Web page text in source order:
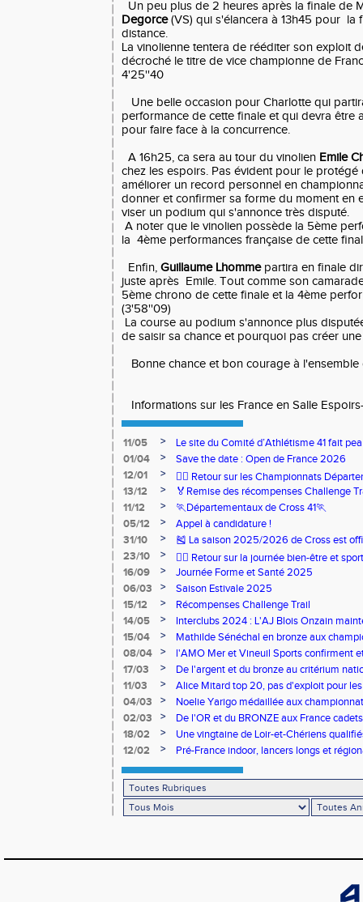
Un peu plus de 2 heures après la finale de
Degorce(VS) qui s'élancera à 13h45 pour la
distance.
La vinolienne tentera de rééditer son exploit
décroché le titre de vice championne de
4'25''40
Une belle occasion pour Charlotte qui
performance de cette finale et qui devra être
pour faire face à la concurrence.
A 16h25, ca sera au tour du vinolien Emile
chez les espoirs. Pas évident pour le
améliorer un record personnel en
donner et confirmer sa forme du moment en
viser un podium qui s'annonce très disputé.
A noter que le vinolien possède la 5ème
la 4ème performances française de cette
Enfin, Guillaume Lhommepartira en finale
juste après Emile. Tout comme son
5ème chrono de cette finale et la 4ème
(3'58''09)
La course au podium s'annonce plus
de saisir sa chance et pourquoi pas créer
Bonne chance et bon courage à l'ensemble
Informations sur les France en Salle
11/05 >
Le site du Comité d’Athlétisme 41 fait
01/04
>
Save the date : Open de France 2026
12/01
>
🏃‍♂️ Retour sur les Championnats
13/12
>
🏅Remise des récompenses Challenge
11/12
>
🏃Départementaux de Cross 41🏃
05/12
>
Appel à candidature !
31/10
>
🎽 La saison 2025/2026 de Cross est
23/10
>
🧘‍♀️ Retour sur la journée bien-être et
16/09
>
Journée Forme et Santé 2025
06/03
>
Saison Estivale 2025
15/12
>
Récompenses Challenge Trail
14/05
>
Interclubs 2024 : L'AJ Blois Onzain
Romorantin en N2B
15/04 >
Mathilde Sénéchal en bronze aux
08/04
>
l'AMO Mer et Vineuil Sports confirment
benjamins
17/03 >
De l'argent et du bronze au critérium
11/03
>
Alice Mitard top 20, pas d'exploit pour
04/03
>
Noelie Yarigo médaillée aux
02/03
>
De l'OR et du BRONZE aux France
18/02
>
Une vingtaine de Loir-et-Chériens
12/02
> Pré-France indoor, lancers longs et